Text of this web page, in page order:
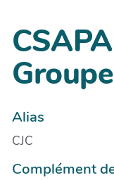
Alias
CJC
Complément